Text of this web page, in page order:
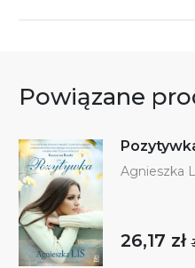
Powiązane
Agnieszka
26,17 zł